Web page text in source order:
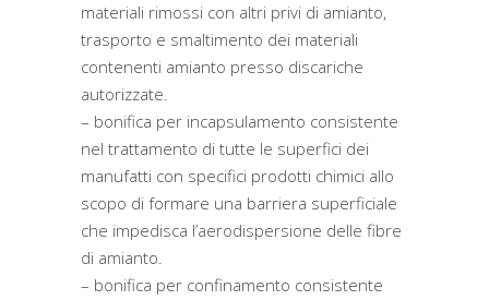
materiali rimossi con altri privi di amianto,
trasporto e smaltimento dei materiali
contenenti amianto presso discariche
autorizzate.
– bonifica per incapsulamento consistente
nel trattamento di tutte le superfici dei
manufatti con specifici prodotti chimici allo
scopo di formare una barriera superficiale
che impedisca l’aerodispersione delle fibre
di amianto.
– bonifica per confinamento consistente